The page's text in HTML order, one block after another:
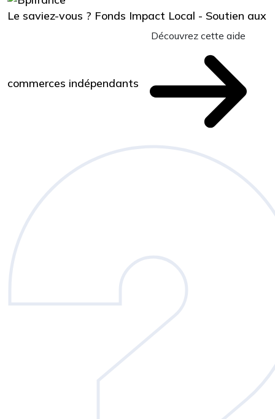
Le saviez-vous ? Fonds Impact Local - Soutien aux
commerces indépendants
Découvrez cette aide